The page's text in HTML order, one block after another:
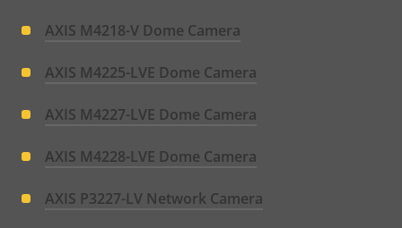
AXIS M4218-V Dome Camera
AXIS M4225-LVE Dome Camera
AXIS M4227-LVE Dome Camera
AXIS M4228-LVE Dome Camera
AXIS P3227-LV Network Camera